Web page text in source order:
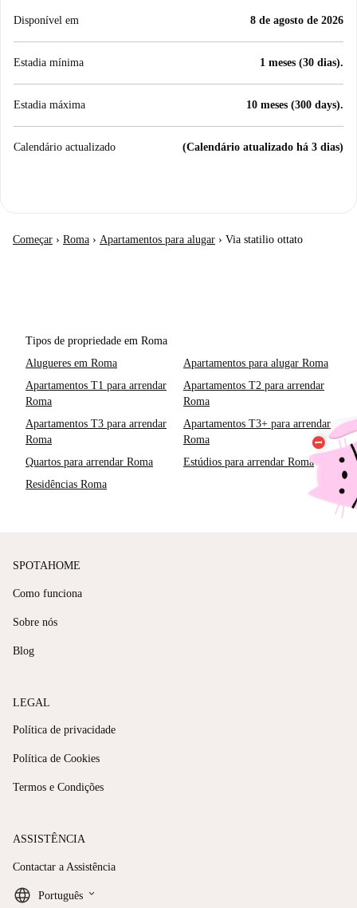
Disponível em 8 de agosto de 2026
Estadia mínima 1 meses (30 dias).
Estadia máxima 10 meses (300 days).
Calendário actualizado (Calendário atualizado há 3 dias)
Começar › Roma › Apartamentos para alugar › Via statilio ottato
Tipos de propriedade em Roma
Alugueres em Roma
Apartamentos para alugar Roma
Apartamentos T1 para arrendar
Roma
Apartamentos T2 para arrendar
Roma
Apartamentos T3 para arrendar
Roma
Apartamentos T3+ para arrendar
Roma
Quartos para arrendar Roma
Estúdios para arrendar Roma
Residências Roma
SPOTAHOME
Como funciona
Sobre nós
Blog
LEGAL
Política de privacidade
Política de Cookies
Termos e Condições
ASSISTÊNCIA
Contactar a Assistência
Português keyboard_arrow_down